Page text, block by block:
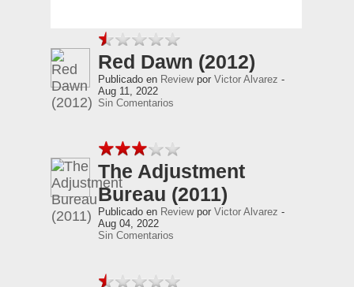
Red Dawn (2012)
Publicado en Reviewpor Victor Alvarez -
Aug 11, 2022
Sin Comentarios
The Adjustment
Bureau (2011)
Publicado en Reviewpor Victor Alvarez -
Aug 04, 2022
Sin Comentarios